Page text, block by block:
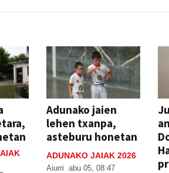
Adunako jaien
lehen txanpa,
asteburu honetan
ADUNAKO JAIAK 2026
Aiurri abu 05, 08:47